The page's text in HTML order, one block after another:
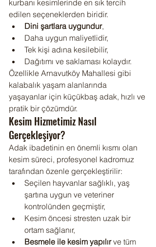
kurbanı kesimlerinde en sık tercih
edilen seçeneklerden biridir.
Dini şartlara uygundur,
Daha uygun maliyetlidir,
Tek kişi adına kesilebilir,
Dağıtımı ve saklaması kolaydır.
Özellikle Arnavutköy Mahallesi gibi
kalabalık yaşam alanlarında
yaşayanlar için küçükbaş adak, hızlı ve
pratik bir çözümdür.
Kesim Hizmetimiz Nasıl
Gerçekleşiyor?
Adak ibadetinin en önemli kısmı olan
kesim süreci, profesyonel kadromuz
tarafından özenle gerçekleştirilir:
Seçilen hayvanlar sağlıklı, yaş
şartına uygun ve veteriner
kontrolünden geçmiştir,
Kesim öncesi stresten uzak bir
ortam sağlanır,
Besmele ile kesim yapılır ve tüm